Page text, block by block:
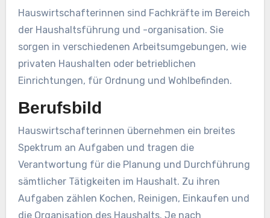
Hauswirtschafterinnen sind Fachkräfte im Bereich
der Haushaltsführung und -organisation. Sie
sorgen in verschiedenen Arbeitsumgebungen, wie
privaten Haushalten oder betrieblichen
Einrichtungen, für Ordnung und Wohlbefinden.
Berufsbild
Hauswirtschafterinnen übernehmen ein breites
Spektrum an Aufgaben und tragen die
Verantwortung für die Planung und Durchführung
sämtlicher Tätigkeiten im Haushalt. Zu ihren
Aufgaben zählen Kochen, Reinigen, Einkaufen und
die Organisation des Haushalts. Je nach